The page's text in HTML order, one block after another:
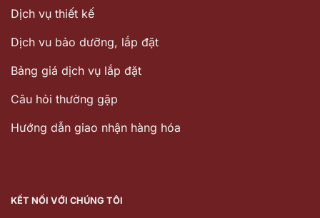
Dịch vụ thiết kế
Dịch vu bảo dưỡng, lắp đặt
Bảng giá dịch vụ lắp đặt
Câu hỏi thường gặp
Hướng dẫn giao nhận hàng hóa
KẾT NỐI VỚI CHÚNG TÔI